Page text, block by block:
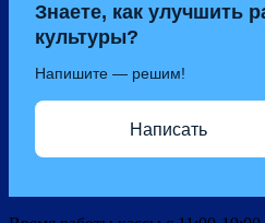
Знаете, как улучшить
культуры?
Напишите — решим!
Написать